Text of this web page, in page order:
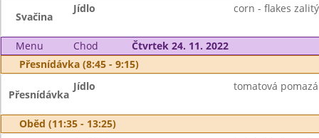
Svačina
Jídlo corn - flakes
Menu Chod
Čtvrtek 24. 11. 2022
Přesnídávka (8:45 - 9:15)
Přesnídávka
Jídlo tomatová
Oběd (11:35 - 13:25)